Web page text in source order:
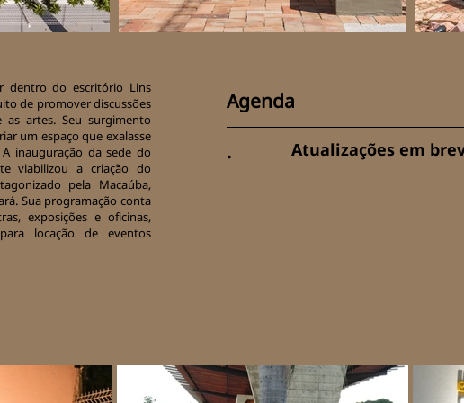
do escritório Lins
de promover discussões
artes. Seu surgimento
um espaço que exalasse
inauguração da sede do
viabilizou a criação do
pela Macaúba,
Sua programação conta
exposições e oficinas,
locação de eventos
Agenda
.
Atualizações em